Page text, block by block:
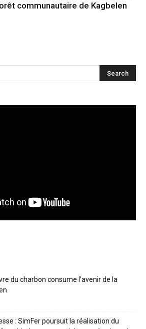
communautaire de Kagbelen
du charbon consume l’avenir de la
: SimFer poursuit la réalisation du